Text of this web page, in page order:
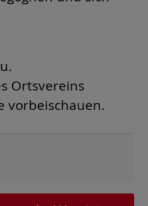
Ortsvereins
vorbeischauen.